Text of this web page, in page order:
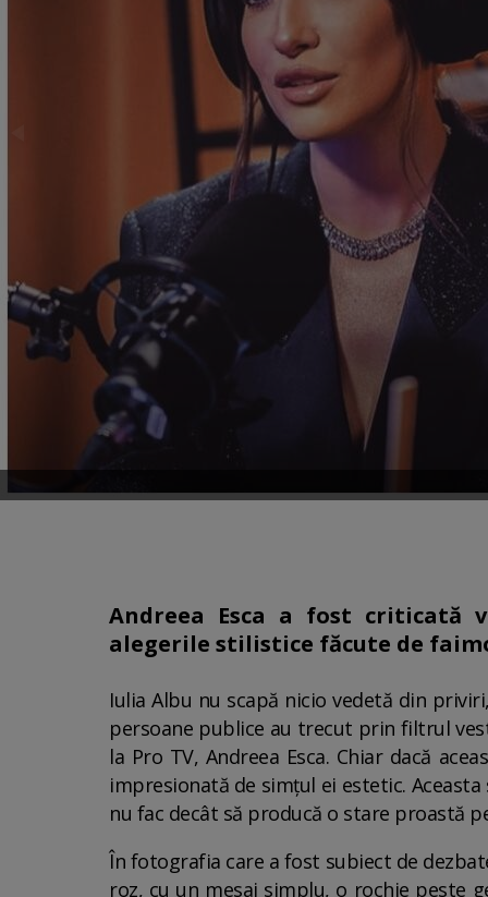
Andreea Esca a fost criticată
alegerile stilistice făcute de
Iulia Albu nu scapă nicio vedetă din
persoane publice au trecut prin filtrul
la Pro TV, Andreea Esca. Chiar dacă
impresionată de simțul ei estetic.
nu fac decât să producă o stare proastă
În fotografia care a fost subiect de
roz, cu un mesaj simplu, o rochie peste